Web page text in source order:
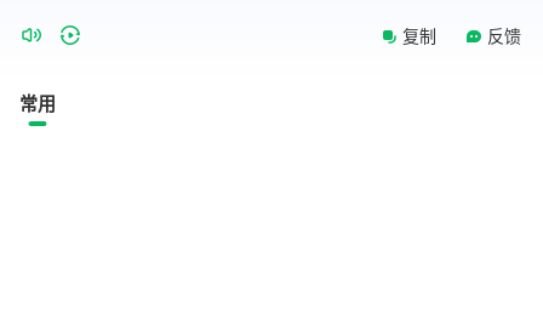
复制 反馈
常用